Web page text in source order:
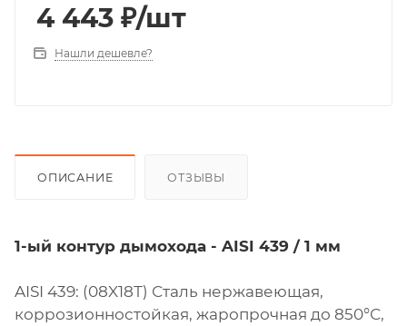
4 443 ₽/шт
Нашли дешевле?
ОПИСАНИЕ ОТЗЫВЫ
1-ый контур дымохода - AISI 439 / 1 мм
AISI 439: (08X18Т) Сталь нержавеющая,
коррозионностойкая, жаропрочная до 850°С,